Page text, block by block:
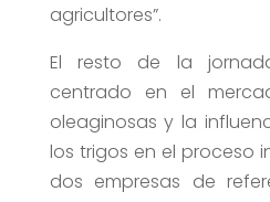
agricultores”.
El resto de la
centrado en el
oleaginosas y la
los trigos en el proceso
dos empresas de